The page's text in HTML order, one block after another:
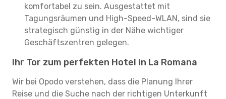
komfortabel zu sein. Ausgestattet mit
Tagungsräumen und High-Speed-WLAN, sind sie
strategisch günstig in der Nähe wichtiger
Geschäftszentren gelegen.
Ihr Tor zum perfekten Hotel in La Romana
Wir bei Opodo verstehen, dass die Planung Ihrer
Reise und die Suche nach der richtigen Unterkunft